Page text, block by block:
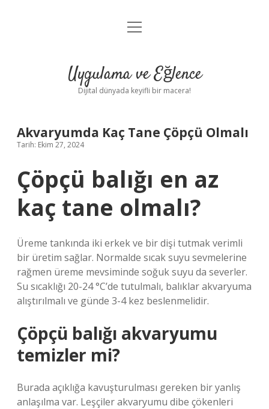
Anasayfa
Yasal Uyarı
menüyü
Uygulama ve Eğlence
Dijital dünyada keyifli bir macera!
Akvaryumda Kaç Tane Çöpçü Olmalı
Tarih: Ekim 27, 2024
Çöpçü balığı en az
kaç tane olmalı?
Üreme tankında iki erkek ve bir dişi tutmak verimli
bir üretim sağlar. Normalde sıcak suyu sevmelerine
rağmen üreme mevsiminde soğuk suyu da severler.
Su sıcaklığı 20-24 °C’de tutulmalı, balıklar akvaryuma
alıştırılmalı ve günde 3-4 kez beslenmelidir.
Çöpçü balığı akvaryumu
temizler mi?
Burada açıklığa kavuşturulması gereken bir yanlış
anlaşılma var. Leşçiler akvaryumu dibe çökenleri